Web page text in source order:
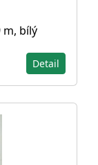
m, bílý
Detail